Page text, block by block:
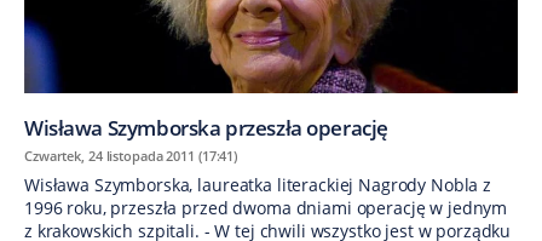
Wisława Szymborska przeszła operację
Czwartek, 24 listopada 2011 (17:41)
Wisława Szymborska, laureatka literackiej Nagrody Nobla z
1996 roku, przeszła przed dwoma dniami operację w jednym
z krakowskich szpitali. - W tej chwili wszystko jest w porządku